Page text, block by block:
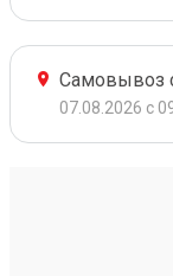
Самовывоз
07.08.2026 с